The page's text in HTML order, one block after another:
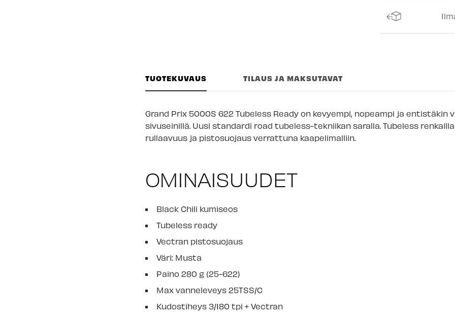
Lappeenrannan
TUOTEKUVAUS TILAUS JA MAKSUTAVAT
Grand Prix 5000S 622 Tubeless Ready on kevyempi, nopeampi ja entistäkin
sivuseinillä. Uusi standardi road tubeless-tekniikan saralla. Tubeless
rullaavuus ja pistosuojaus verrattuna kaapelimalliin.
OMINAISUUDET
Black Chili kumiseos
Tubeless ready
Vectran pistosuojaus
Väri: Musta
Paino 280 g (25-622)
Max vanneleveys 25TSS/C
Kudostiheys 3/180 tpi + Vectran